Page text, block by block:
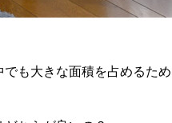
も大きな面積を占めるた